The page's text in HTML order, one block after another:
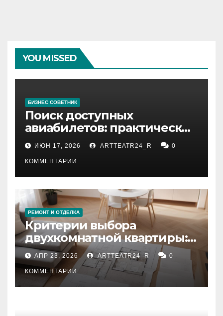
YOU MISSED
БИЗНЕС СОВЕТНИК
Поиск доступных
авиабилетов: практические
рекомендации
ИЮН 17, 2026 ARTTEATR24_R 0
КОММЕНТАРИИ
РЕМОНТ И ОТДЕЛКА
Критерии выбора
двухкомнатной квартиры:
планировка, площадь,
состояние и документация
АПР 23, 2026 ARTTEATR24_R 0
КОММЕНТАРИИ